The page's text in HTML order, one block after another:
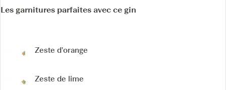
Les garnitures parfaites avec ce gin
Zeste d'orange
Zeste de lime